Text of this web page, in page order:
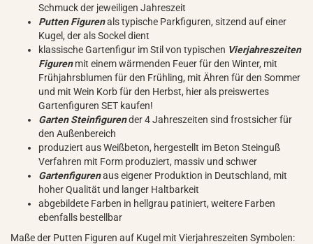
Schmuck der jeweiligen Jahreszeit
Putten Figurenals typische Parkfiguren, sitzend auf einer
Kugel, der als Sockel dient
klassische Gartenfigur im Stil von typischen Vierjahreszeiten
Figurenmit einem wärmenden Feuer für den Winter, mit
Frühjahrsblumen für den Frühling, mit Ähren für den Sommer
und mit Wein Korb für den Herbst, hier als preiswertes
Gartenfiguren SET kaufen!
Garten Steinfigurender 4 Jahreszeiten sind frostsicher für
den Außenbereich
produziert aus Weißbeton, hergestellt im Beton Steinguß
Verfahren mit Form produziert, massiv und schwer
Gartenfigurenaus eigener Produktion in Deutschland, mit
hoher Qualität und langer Haltbarkeit
abgebildete Farben in hellgrau patiniert, weitere Farben
ebenfalls bestellbar
Maße der Putten Figuren auf Kugel mit Vierjahreszeiten Symbolen: